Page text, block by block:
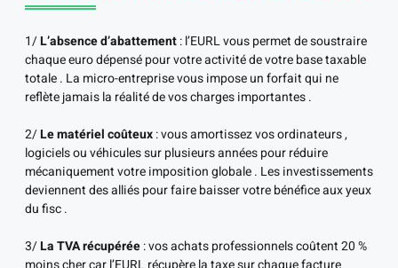
1/L’absence d’abattement: l’EURL vous permet de soustraire
chaque euro dépensé pour votre activité de votre base taxable
totale . La micro-entreprise vous impose un forfait qui ne
reflète jamais la réalité de vos charges importantes .
2/Le matériel coûteux: vous amortissez vos ordinateurs ,
logiciels ou véhicules sur plusieurs années pour réduire
mécaniquement votre imposition globale . Les investissements
deviennent des alliés pour faire baisser votre bénéfice aux yeux
du fisc .
3/La TVA récupérée: vos achats professionnels coûtent 20 %